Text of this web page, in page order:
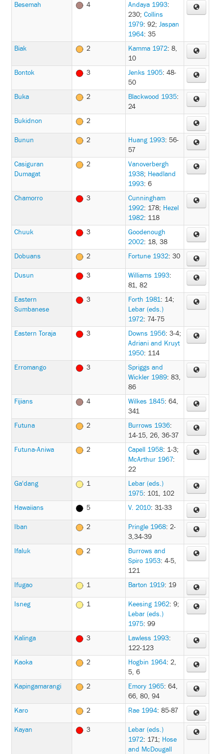
Besemah
4 Andaya 1993:
230; Collins
1979: 92; Jaspan
1964: 35
Biak
2 Kamma 1972: 8,
10
Bontok
3 Jenks 1905: 48-
50
Buka
2 Blackwood 1935:
24
Bukidnon
2
Bunun 2 Huang 1993: 56-
57
Casiguran
Dumagat
2
Vanoverbergh
1938; Headland
1993: 6
Chamorro
3
Cunningham
1992: 178; Hezel
1982: 118
Chuuk
3
Goodenough
2002: 18, 38
Dobuans
2 Fortune 1932: 30
Dusun 3 Williams 1993:
81, 82
Eastern
Sumbanese
3 Forth 1981: 14;
Lebar (eds.)
1972: 74-75
Eastern Toraja
3 Downs 1956: 3-4;
Adriani and Kruyt
1950: 114
Erromango
3
Spriggs and
Wickler 1989: 83,
86
Fijians
4 Wilkes 1845: 64,
341
Futuna
2 Burrows 1936:
14-15, 26, 36-37
Futuna-Aniwa
2 Capell 1958: 1-3;
McArthur 1967:
22
Ga'dang
1
Lebar (eds.)
1975: 101, 102
Hawaiians
5 V. 2010: 31-33
Iban 2 Pringle 1968: 2-
3,34-39
Ifaluk
2
Burrows and
Spiro 1953: 4-5,
121
Ifugao
1 Barton 1919: 19
Isneg 1 Keesing 1962: 9;
Lebar (eds.)
1975: 99
Kalinga
3 Lawless 1993:
122-123
Kaoka
2 Hogbin 1964: 2,
5, 6
Kapingamarangi
2 Emory 1965: 64,
66, 80, 94
Karo
2 Rae 1994: 85-87
Kayan 3
Lebar (eds.)
1972: 171; Hose
and McDougall